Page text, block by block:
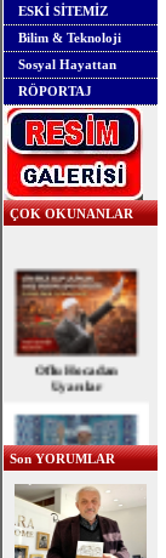
ESKİ SİTEMİZ
Bilim & Teknoloji
Sosyal Hayattan
RÖPORTAJ
ÇOK OKUNANLAR
Oflu Hocadan
Uyarılar
OFLU HOCA'DAN
TOPLUMSAL UYARI
Son YORUMLAR